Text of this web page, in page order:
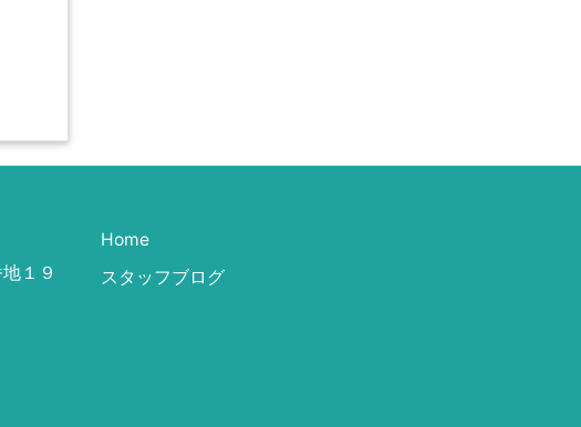
１９
Home
スタッフブログ